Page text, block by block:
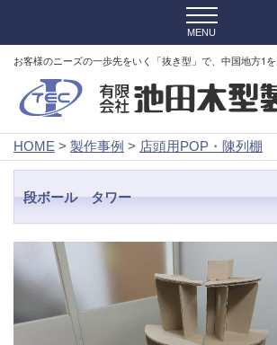
お客様のニーズの一歩先をいく「抜き型」で、中国地方1を
HOME > 製作事例 > 店頭用POP・陳列棚
段ボール タワー